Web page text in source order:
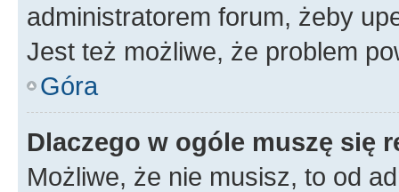
administratorem forum, żeby
Jest też możliwe, że problem
Góra
Dlaczego w ogóle muszę się
Możliwe, że nie musisz, to od